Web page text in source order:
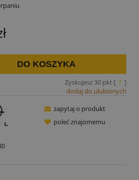
DO KOSZYKA
Zyskujesz 30pkt [ ? ]
dodaj do ulubionych
zapytaj o produkt
poleć znajomemu